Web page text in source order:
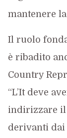
mantenere
Il ruolo
è ribadito
Country
“L’It deve
indirizzare il
derivanti dai